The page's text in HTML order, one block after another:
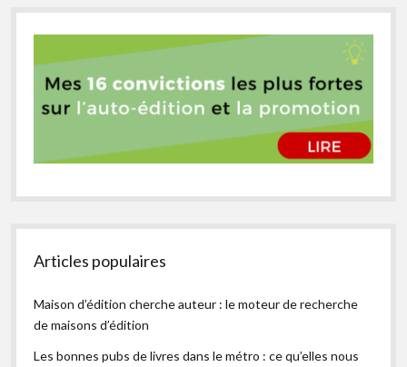
Articles populaires
Maison d’édition cherche auteur : le moteur de recherche
de maisons d’édition
Les bonnes pubs de livres dans le métro : ce qu’elles nous